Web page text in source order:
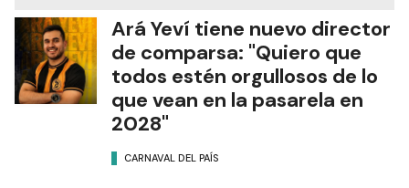
Ará Yeví tiene nuevo director
de comparsa: "Quiero que
todos estén orgullosos de lo
que vean en la pasarela en
2028"
CARNAVAL DEL PAÍS